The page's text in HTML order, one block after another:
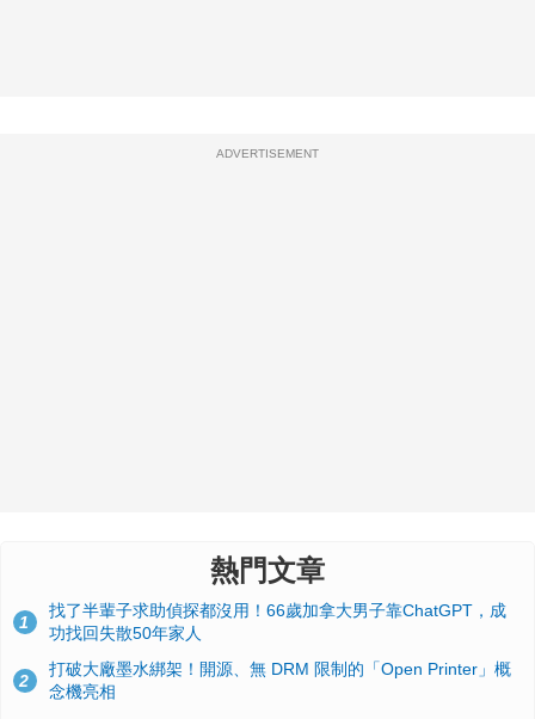
ADVERTISEMENT
熱門文章
1
找了半輩子求助偵探都沒用！66歲加拿大男子靠ChatGPT，成
功找回失散50年家人
2
打破大廠墨水綁架！開源、無 DRM 限制的「Open Printer」概
念機亮相